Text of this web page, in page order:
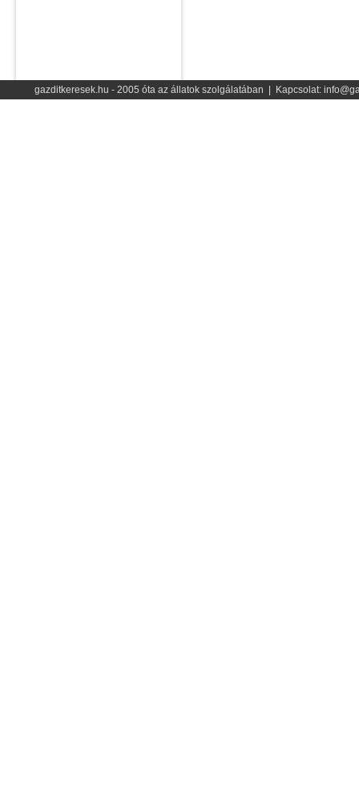
gazditkeresek.hu - 2005 óta az állatok szolgálatában | Kapcsolat: